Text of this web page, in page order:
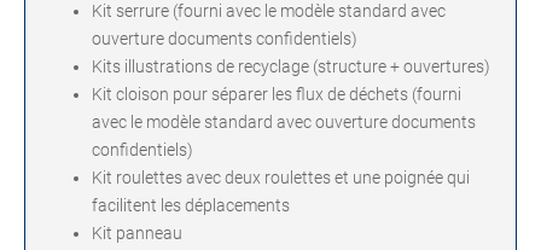
Kit serrure (fourni avec le modèle standard avec
ouverture documents confidentiels)
Kits illustrations de recyclage (structure + ouvertures)
Kit cloison pour séparer les flux de déchets (fourni
avec le modèle standard avec ouverture documents
confidentiels)
Kit roulettes avec deux roulettes et une poignée qui
facilitent les déplacements
Kit panneau